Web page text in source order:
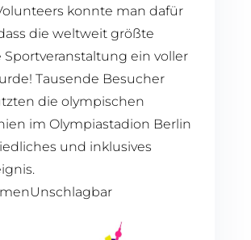
konnte man dafür
die weltweit größte
Sportveranstaltung ein voller
Tausende Besucher
die olympischen
im Olympiastadion Berlin
und inklusives